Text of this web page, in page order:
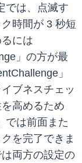
では、点滅す
時間が 3 秒短
には
」の方が最
」
ブネスチェッ
高めるため
では前面また
を完了できま
両方の設定の